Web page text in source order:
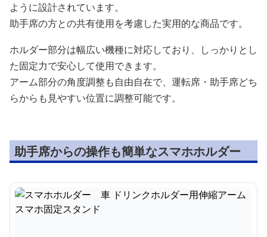
ように設計されています。
助手席の方との共有使用を考慮した実用的な商品です。
ホルダー部分は幅広い機種に対応しており、しっかりとし
た固定力で安心して使用できます。
アーム部分の角度調整も自由自在で、運転席・助手席どち
らからも見やすい位置に調整可能です。
助手席からの操作も簡単なスマホホルダー